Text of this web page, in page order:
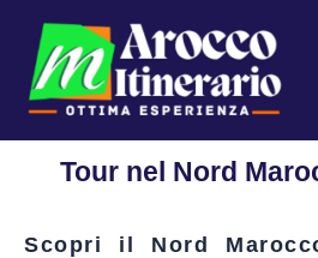
contenuto
Tour nel Nord
Scopri il Nord